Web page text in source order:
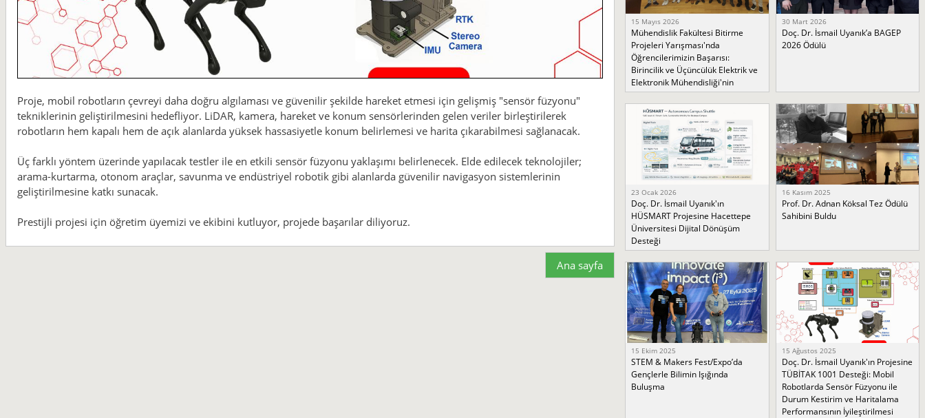
Proje, mobil robotların çevreyi daha doğru algılaması ve güvenilir şekilde hareket etmesi için gelişmiş "sensör füzyonu"
tekniklerinin geliştirilmesini hedefliyor. LiDAR, kamera, hareket ve konum sensörlerinden gelen veriler birleştirilerek
robotların hem kapalı hem de açık alanlarda yüksek hassasiyetle konum belirlemesi ve harita çıkarabilmesi sağlanacak.
Üç farklı yöntem üzerinde yapılacak testler ile en etkili sensör füzyonu yaklaşımı belirlenecek. Elde edilecek teknolojiler;
arama-kurtarma, otonom araçlar, savunma ve endüstriyel robotik gibi alanlarda güvenilir navigasyon sistemlerinin
geliştirilmesine katkı sunacak.
Prestijli projesi için öğretim üyemizi ve ekibini kutluyor, projede başarılar diliyoruz.
Ana sayfa
15 Mayıs 2026
Mühendislik Fakültesi Bitirme
Projeleri Yarışması'nda
Öğrencilerimizin Başarısı:
Birincilik ve Üçüncülük Elektrik ve
Elektronik Mühendisliği'nin
30 Mart 2026
Doç. Dr. İsmail Uyanık’a BAGEP
2026 Ödülü
23 Ocak 2026
Doç. Dr. İsmail Uyanık'ın
HÜSMART Projesine Hacettepe
Üniversitesi Dijital Dönüşüm
Desteği
16 Kasım 2025
Prof. Dr. Adnan Köksal Tez Ödülü
Sahibini Buldu
15 Ekim 2025
STEM & Makers Fest/Expo’da
Gençlerle Bilimin Işığında
Buluşma
15 Ağustos 2025
Doç. Dr. İsmail Uyanık'ın Projesine
TÜBİTAK 1001 Desteği: Mobil
Robotlarda Sensör Füzyonu ile
Durum Kestirim ve Haritalama
Performansının İyileştirilmesi